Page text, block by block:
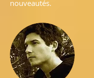
nouveautés.